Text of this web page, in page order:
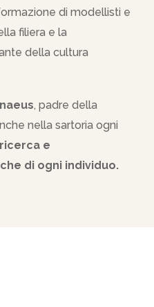
di modellisti e
filiera e la
della cultura
, padre della
nella sartoria ogni
e
di ogni individuo.